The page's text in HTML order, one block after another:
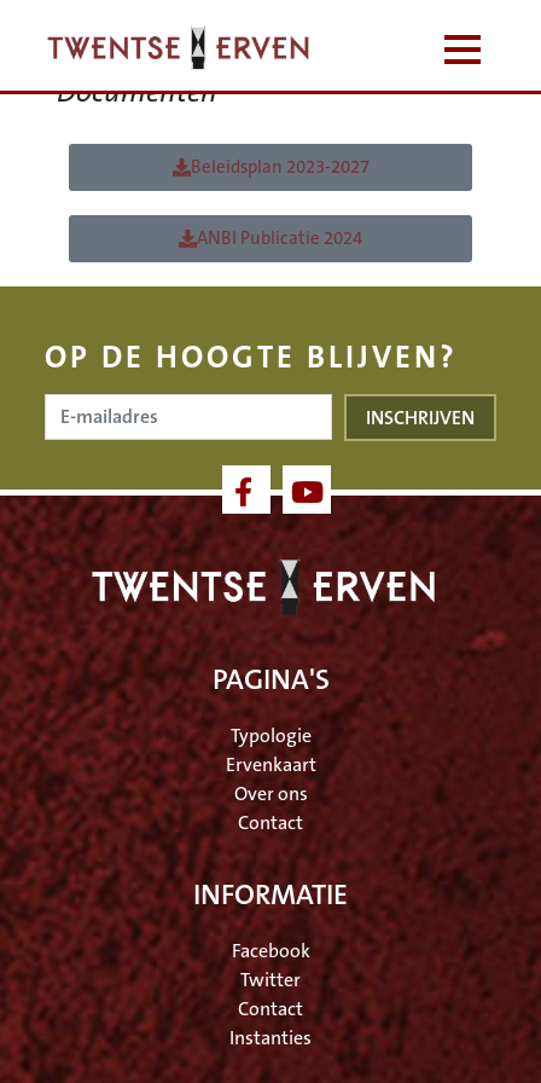
ANBI
Documenten
Beleidsplan 2023-2027
ANBI Publicatie 2024
OP DE HOOGTE BLIJVEN?
PAGINA'S
Typologie
Ervenkaart
Over ons
Contact
INFORMATIE
Facebook
Twitter
Contact
Instanties